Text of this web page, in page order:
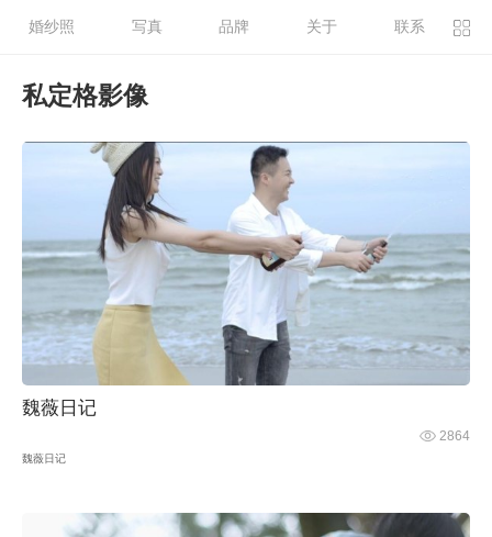
婚纱照 写真 品牌 关于 联系
私定格影像
魏薇日记
2864
魏薇日记